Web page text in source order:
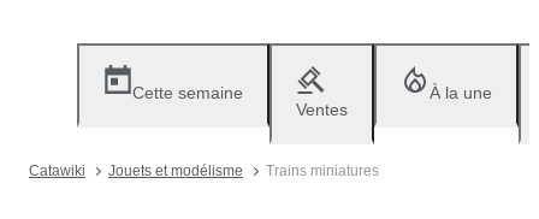
Cette semaine
Ventes
À la une
Catawiki Jouets et modélisme Trains miniatures